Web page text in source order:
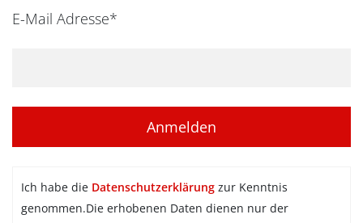
E-Mail Adresse*
Ich habe die Datenschutzerklärung zur Kenntnis
genommen.Die erhobenen Daten dienen nur der